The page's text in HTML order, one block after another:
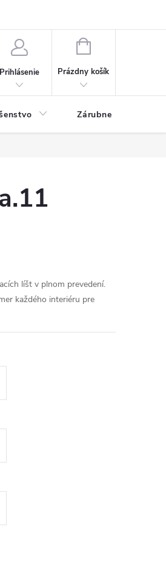
Prihlásenie
NÁKUPNÝ KOŠÍK
Prázdny košík
Zárubne
líšt v plnom prevedení.
každého interiéru pre